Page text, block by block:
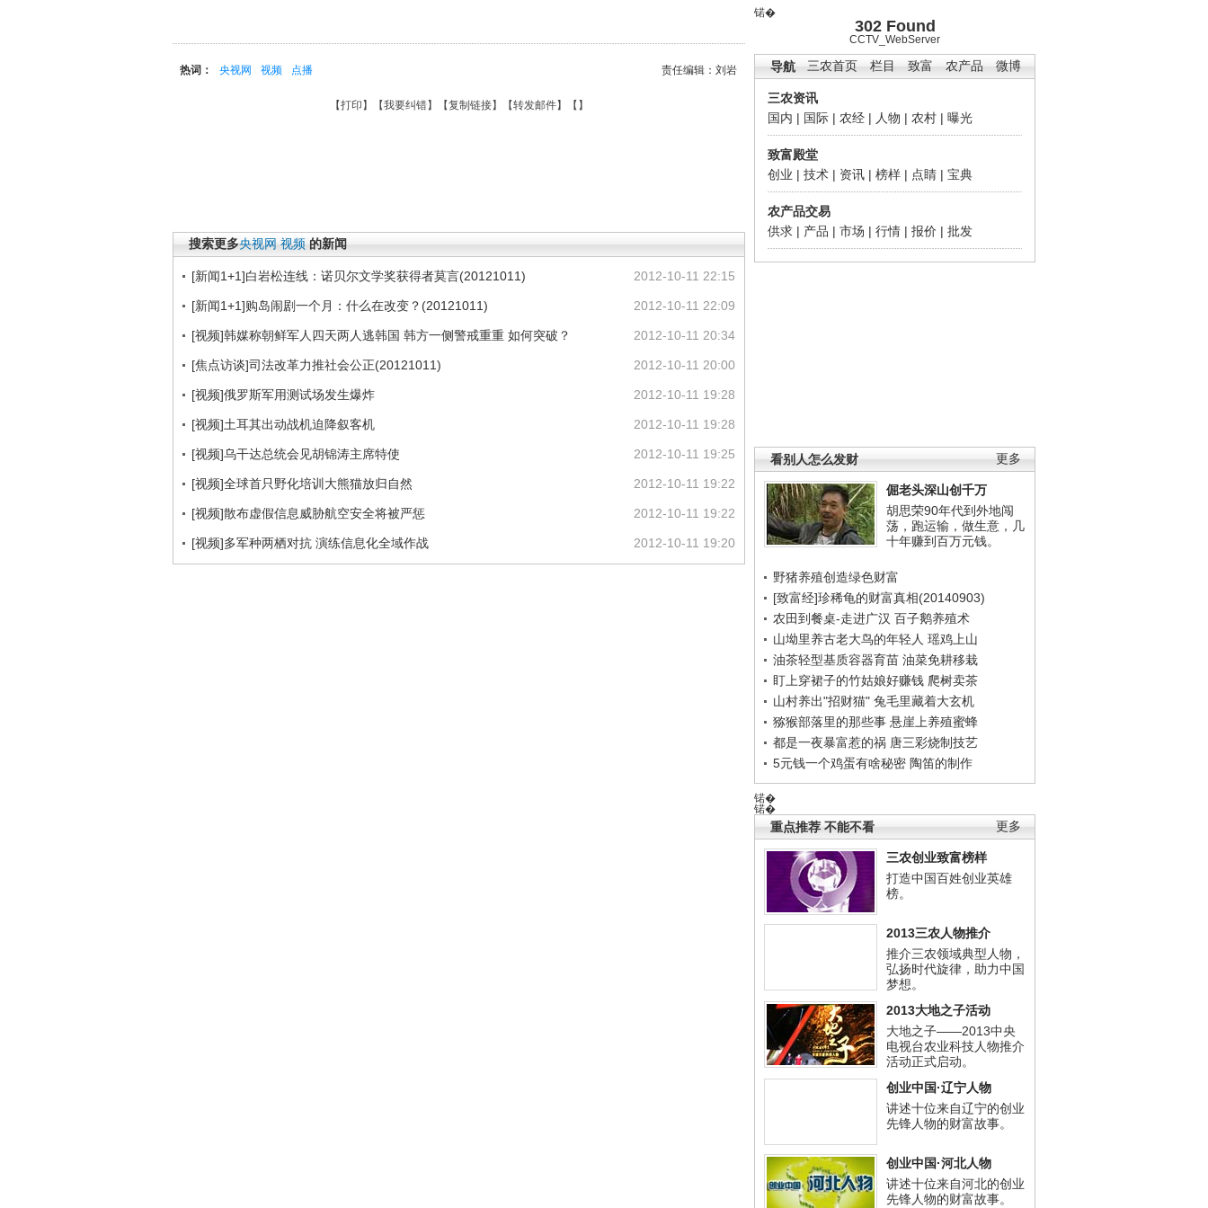
锘�
302 Found
CCTV_WebServer
三农首页 栏目 致富 农产品 微博
导航
三农资讯
国内 | 国际 | 农经 | 人物 | 农村 | 曝光
致富殿堂
创业 | 技术 | 资讯 | 榜样 | 点睛 | 宝典
农产品交易
供求 | 产品 | 市场 | 行情 | 报价 | 批发
更多
看别人怎么发财
倔老头深山创千万
胡思荣90年代到外地闯
荡，跑运输，做生意，几
十年赚到百万元钱。
野猪养殖创造绿色财富
[致富经]珍稀龟的财富真相(20140903)
农田到餐桌-走进广汉 百子鹅养殖术
山坳里养古老大鸟的年轻人 瑶鸡上山
油茶轻型基质容器育苗 油菜免耕移栽
盯上穿裙子的竹姑娘好赚钱 爬树卖茶
山村养出"招财猫" 兔毛里藏着大玄机
猕猴部落里的那些事 悬崖上养殖蜜蜂
都是一夜暴富惹的祸 唐三彩烧制技艺
5元钱一个鸡蛋有啥秘密 陶笛的制作
锘�
锘�
更多
重点推荐 不能不看
三农创业致富榜样
打造中国百姓创业英雄
榜。
2013三农人物推介
推介三农领域典型人物，
弘扬时代旋律，助力中国
梦想。
2013大地之子活动
大地之子——2013中央
电视台农业科技人物推介
活动正式启动。
创业中国·辽宁人物
讲述十位来自辽宁的创业
先锋人物的财富故事。
创业中国·河北人物
讲述十位来自河北的创业
先锋人物的财富故事。
责任编辑：刘岩
热词： 央视网 视频 点播
【打印 】【我要纠错】【复制链接】【转发邮件】【 】
搜索更多央视网 视频 的新闻
2012-10-11 22:15
[新闻1+1]白岩松连线：诺贝尔文学奖获得者莫言(20121011)
2012-10-11 22:09
[新闻1+1]购岛闹剧一个月：什么在改变？(20121011)
2012-10-11 20:34
[视频]韩媒称朝鲜军人四天两人逃韩国 韩方一侧警戒重重 如何突破？
2012-10-11 20:00
[焦点访谈]司法改革力推社会公正(20121011)
2012-10-11 19:28
[视频]俄罗斯军用测试场发生爆炸
2012-10-11 19:28
[视频]土耳其出动战机迫降叙客机
2012-10-11 19:25
[视频]乌干达总统会见胡锦涛主席特使
2012-10-11 19:22
[视频]全球首只野化培训大熊猫放归自然
2012-10-11 19:22
[视频]散布虚假信息威胁航空安全将被严惩
2012-10-11 19:20
[视频]多军种两栖对抗 演练信息化全域作战